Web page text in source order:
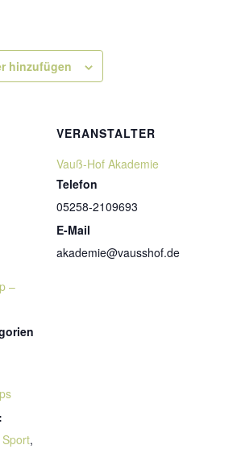
hinzufügen
–
Sport,
VERANSTALTER
Vauß-Hof Akademie
Telefon
05258-2109693
E-Mail
akademie@vausshof.de